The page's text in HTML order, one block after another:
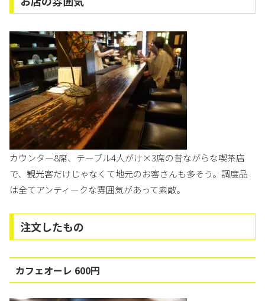
カウンター8席、テーブル4人がけ×3席の昔ながらな喫茶店
で、観光客だけじゃなくて地元のお客さんも多そう。調度品
は全てアンティークな雰囲気があって素敵。
注文したもの
カフェオーレ 600円